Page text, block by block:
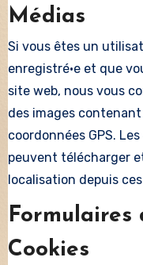
Médias
Si vous êtes un
enregistré·e et que
site web, nous vous
des images contenant
coordonnées GPS.
peuvent télécharger
localisation depuis
Formulaires
Cookies